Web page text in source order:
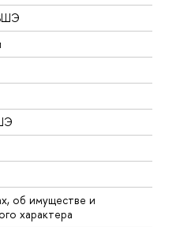
об имуществе и
характера